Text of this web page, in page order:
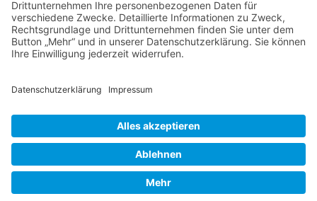
Foren-Übersicht Alle Zeiten sindUTC+02:00
• Design by
Datenschutz•Impressum